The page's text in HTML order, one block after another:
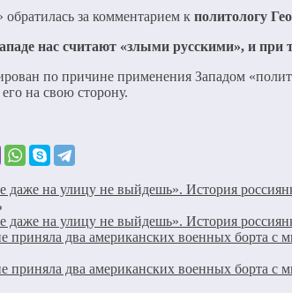
обратилась за комментарием к политологу
нас считают «злыми русскими», и
по причине применения Западом
на свою сторону.
даже на улицу не выйдешь». История
даже на улицу не выйдешь». История
приняла два американских военных борта с
приняла два американских военных борта с